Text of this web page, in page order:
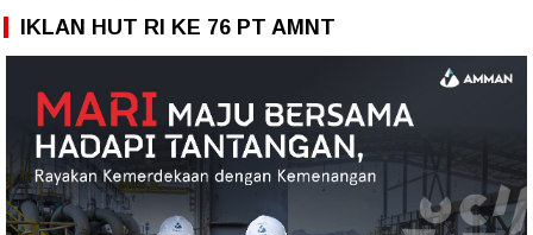
IKLAN HUT RI KE 76 PT AMNT